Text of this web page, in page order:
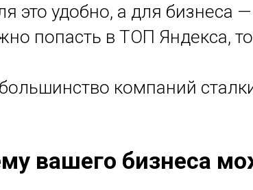
это удобно, а для бизнеса
попасть в ТОП Яндекса,
компаний
вашего бизнеса